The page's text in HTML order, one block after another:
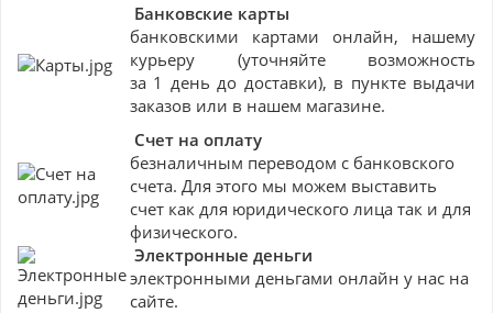
Банковские карты
банковскими картами онлайн, нашему
курьеру (уточняйте возможность
за 1 день до доставки), в пункте выдачи
заказов или в нашем магазине.
Счет на оплату
безналичным переводом с банковского
счета. Для этого мы можем выставить
счет как для юридического лица так и для
физического.
Электронные деньги
электронными деньгами онлайн у нас на
сайте.